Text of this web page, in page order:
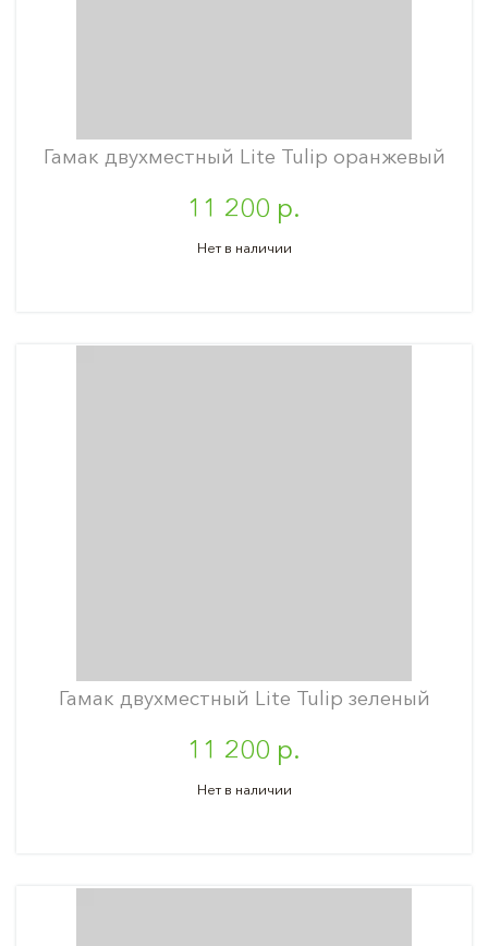
Гамак двухместный Lite Tulip оранжевый
11 200 р.
Нет в наличии
Гамак двухместный Lite Tulip зеленый
11 200 р.
Нет в наличии